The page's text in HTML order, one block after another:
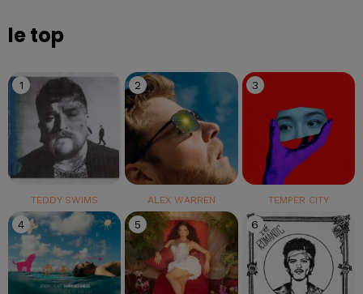
le top
1
TEDDY SWIMS
2
ALEX WARREN
3
TEMPER CITY
4 5 6